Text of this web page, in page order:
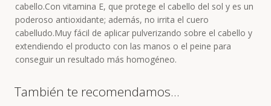
cabello.Con vitamina E, que protege el cabello del sol y es un
poderoso antioxidante; además, no irrita el cuero
cabelludo.Muy fácil de aplicar pulverizando sobre el cabello y
extendiendo el producto con las manos o el peine para
conseguir un resultado más homogéneo.
También te recomendamos…